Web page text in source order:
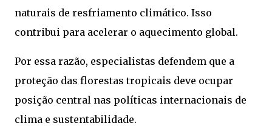
naturais de resfriamento climático. Isso
contribui para acelerar o aquecimento global.
Por essa razão, especialistas defendem que a
proteção das florestas tropicais deve ocupar
posição central nas políticas internacionais de
clima e sustentabilidade.